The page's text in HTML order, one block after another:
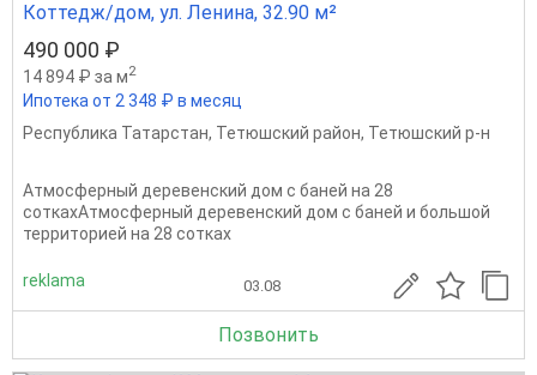
Коттедж/дом, ул. Ленина, 32.90 м²
490 000 ₽
14 894 ₽ за м2
Ипотека от 2 348 ₽ в месяц
Республика Татарстан, Тетюшский район, Тетюшский р-н
Атмосферный деревенский дом с баней на 28
соткахАтмосферный деревенский дом с баней и большой
территорией на 28 сотках
reklama 03.08
Позвонить